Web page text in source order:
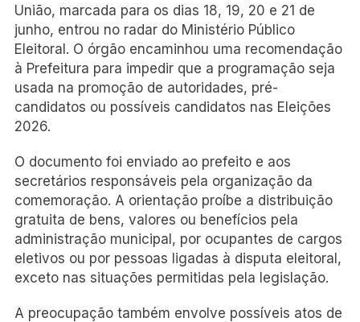
União, marcada para os dias 18, 19, 20 e 21 de
junho, entrou no radar do Ministério Público
Eleitoral. O órgão encaminhou uma recomendação
à Prefeitura para impedir que a programação seja
usada na promoção de autoridades, pré-
candidatos ou possíveis candidatos nas Eleições
2026.
O documento foi enviado ao prefeito e aos
secretários responsáveis pela organização da
comemoração. A orientação proíbe a distribuição
gratuita de bens, valores ou benefícios pela
administração municipal, por ocupantes de cargos
eletivos ou por pessoas ligadas à disputa eleitoral,
exceto nas situações permitidas pela legislação.
A preocupação também envolve possíveis atos de